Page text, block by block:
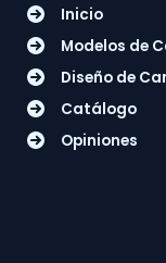
Inicio
Modelos de
Diseño de
Catálogo
Opiniones